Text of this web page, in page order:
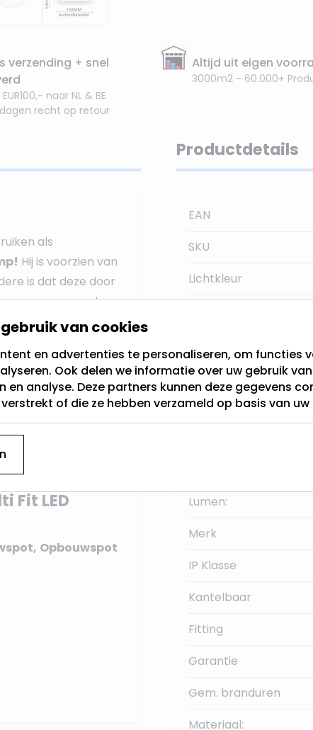
verzending + snel
naar NL & BE
dagen recht op retour
Altijd uit eigen
3000m2 - 60.000+
als
Hij is voorzien van
is dat deze door
waarmee deze
is65MM.Het
, en ook alle maten
of bedrijf, dan kun je
plafondlamp.
is
Fit LED
Opbouwspot
Productdetails
EAN
SKU
Lichtkleur
Buitendiameter
Voor boorgaten
Lumen:
Merk
IP Klasse
Kantelbaar
Fitting
Garantie
Gem. branduren
Materiaal:
van cookies
en advertenties te personaliseren, om functies
Ook delen we informatie over uw gebruik
analyse. Deze partners kunnen deze gegevens
of die ze hebben verzameld op basis van uw